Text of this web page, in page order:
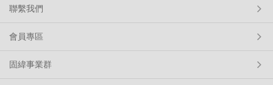
聯繫我們
會員專區
固緯事業群